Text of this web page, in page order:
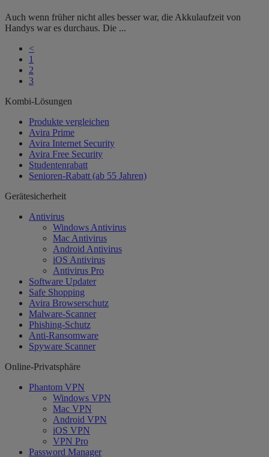
Auch wenn früher nicht alles besser war, die Akkulaufzeit von
Handys war es durchaus. Die ...
<
1
2
3
Kombi-Lösungen
Produkte vergleichen
Avira Prime
Avira Internet Security
Avira Free Security
Studentenrabatt
Senioren-Rabatt (ab 55 Jahren)
Gerätesicherheit
Antivirus
Windows Antivirus
Mac Antivirus
Android Antivirus
iOS Antivirus
Antivirus Pro
Software Updater
Safe Shopping
Avira Browserschutz
Malware-Scanner
Phishing-Schutz
Anti-Ransomware
Spyware Scanner
Online-Privatsphäre
Phantom VPN
Windows VPN
Mac VPN
Android VPN
iOS VPN
VPN Pro
Password Manager